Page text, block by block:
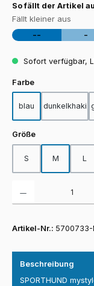
So fällt der Artikel
Fällt kleiner aus
-- -
Sofort verfügbar,
Farbeauswählen
blau dunkelkhaki
Größeauswählen
S M L
Artikel-Nr.: 5700733-
Beschreibung
SPORTHUND